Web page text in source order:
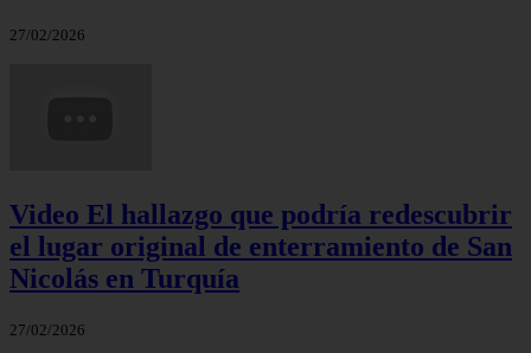
27/02/2026
Video El hallazgo que podría redescubrir
el lugar original de enterramiento de San
Nicolás en Turquía
27/02/2026